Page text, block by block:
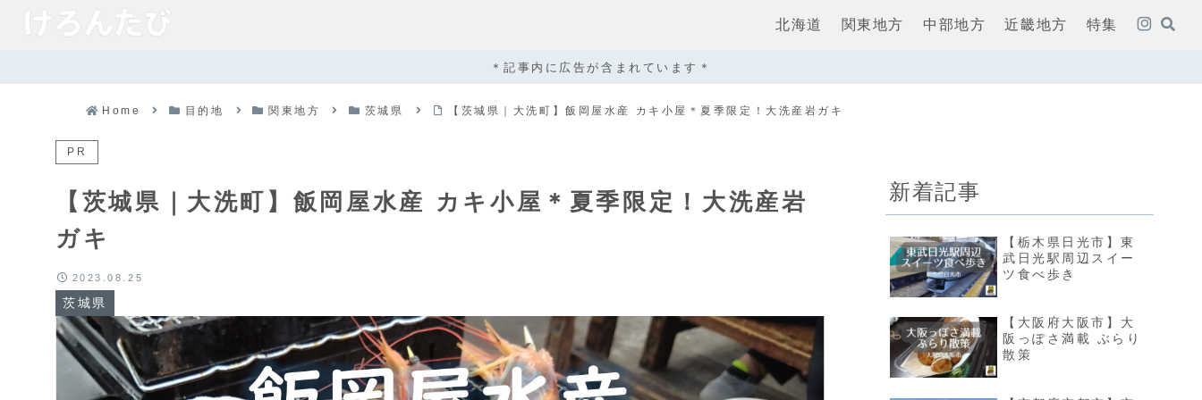
北海道 関東地方 中部地方 近畿地方 特集
＊記事内に広告が含まれています＊
Home 目的地 関東地方 茨城県 【茨城県｜大洗町】飯岡屋水産 カキ小屋＊夏季限定！大洗産岩ガキ
PR
【茨城県｜大洗町】飯岡屋水産 カキ小屋＊夏季限定！大洗産岩
ガキ
茨城県
2023.08.25
新着記事
【栃木県日光市】東
武日光駅周辺スイー
ツ食べ歩き
【大阪府大阪市】大
阪っぽさ満載 ぶらり
散策